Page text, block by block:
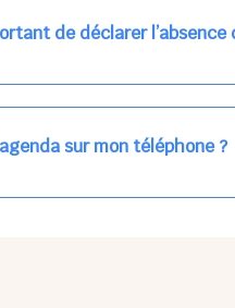
de déclarer l’absence
enfants à accueillir, et
car les repas sont commandés
sur mon téléphone ?
sur l'App Store ni Google